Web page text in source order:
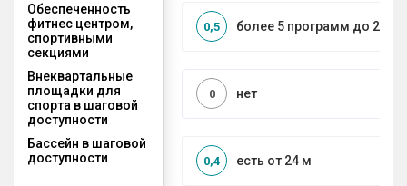
Обеспеченность
фитнес центром,
спортивными
секциями
более 5 программ до 2 км
0,5
Внеквартальные
площадки для
спорта в шаговой
доступности
нет
0
Бассейн в шаговой
доступности
есть от 24 м
0,4